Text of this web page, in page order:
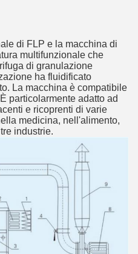
di FLP e la macchina di
multifunzionale che
di granulazione
ha fluidificato
La macchina è compatibile
particolarmente adatto ad
e ricoprenti di varie
medicina, nell'alimento,
industrie.